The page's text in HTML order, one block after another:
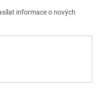
informace o nových